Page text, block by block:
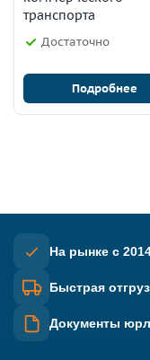
транспорта
Достаточно
Подробнее
На рынке с
Быстрая
Документы